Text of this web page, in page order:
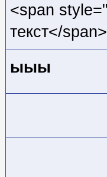
<span
текст</span>
ыыы